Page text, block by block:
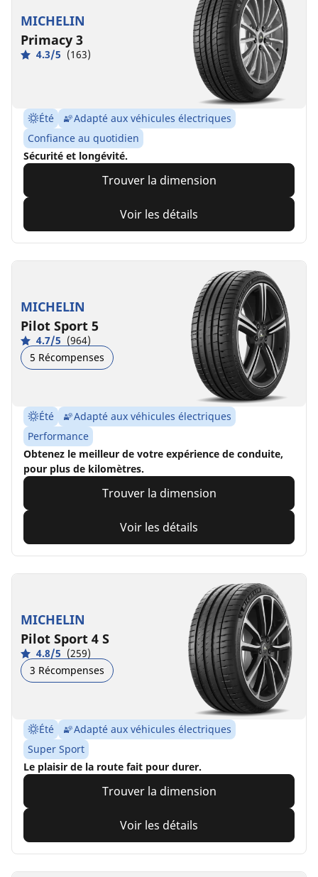
MICHELIN
Primacy 3
4.3/5 (163)
Été
Adapté aux véhicules électriques
Confiance au quotidien
Sécurité et longévité.
Trouver la dimension
Voir les détails
MICHELIN
Pilot Sport 5
4.7/5 (964)
5 Récompenses
Été
Adapté aux véhicules électriques
Performance
Obtenez le meilleur de votre expérience de conduite,
pour plus de kilomètres.
Trouver la dimension
Voir les détails
MICHELIN
Pilot Sport 4 S
4.8/5 (259)
3 Récompenses
Été
Adapté aux véhicules électriques
Super Sport
Le plaisir de la route fait pour durer.
Trouver la dimension
Voir les détails